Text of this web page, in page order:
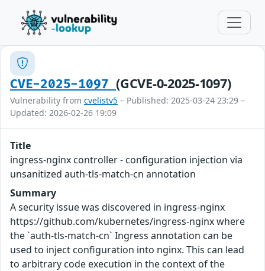
CVE-2025-1097(GCVE-0-2025-1097)
Vulnerability from cvelistv5 – Published: 2025-03-24 23:29 –
Updated: 2026-02-26 19:09
Title
ingress-nginx controller - configuration injection via
unsanitized auth-tls-match-cn annotation
Summary
A security issue was discovered in ingress-nginx
https://github.com/kubernetes/ingress-nginx where
the `auth-tls-match-cn` Ingress annotation can be
used to inject configuration into nginx. This can lead
to arbitrary code execution in the context of the